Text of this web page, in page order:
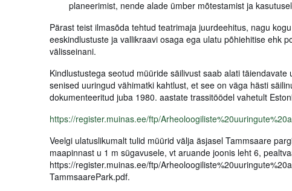
planeerimist, nende alade ümber mõtestamist ja
Pärast teist ilmasõda tehtud teatrimaja juurdeehitus, nagu
eeskindlustuste ja vallikraavi osaga ega ulatu põhiehitise ehk
välisseinani.
Kindlustustega seotud müüride säilivust saab alati
senised uuringud vähimatki kahtlust, et see on väga hästi
dokumenteeritud juba 1980. aastate trassitöödel vahetult
https://register.muinas.ee/ftp/
Veelgi ulatuslikumalt tulid müürid välja äsjasel Tammsaare
maapinnast u 1 m sügavusele, vt aruande joonis leht 6,
https://register.muinas.ee/ftp/
TammsaarePark.pdf.